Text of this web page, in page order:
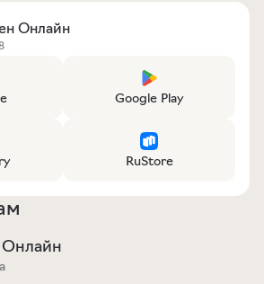
— пополните счет в кассе.
Онлайн
Google Play
RuStore